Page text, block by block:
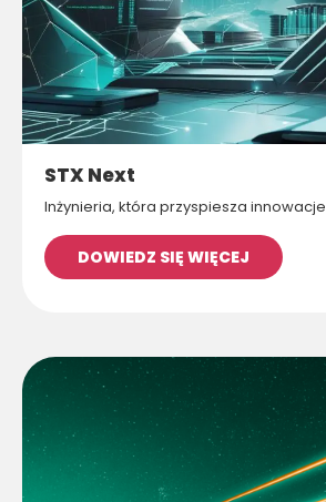
STX Next
Inżynieria, która przyspiesza innowacje
DOWIEDZ SIĘ WIĘCEJ